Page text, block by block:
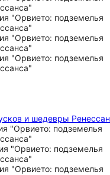
и шедевры
и
информативной, очень
любовь к делу и
То